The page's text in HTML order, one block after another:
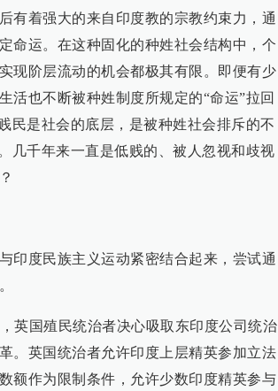
有着强大的来自印度教的宗教约束力，通
命运。在这种固化的种姓社会结构中，个
现阶层流动的机会都极其有限。即便有少
活也不断被种姓制度所规定的“命运”拉回
民是社会的底层，是被种姓社会排斥的不
几千年来一直是低贱的、被人忽视和歧视
印度民族主义运动紧密结合起来，尝试通
英国殖民统治者决心吸取东印度公司统治
。英国统治者允许印度上层精英参加立法
额作为限制条件，允许少数印度精英参与